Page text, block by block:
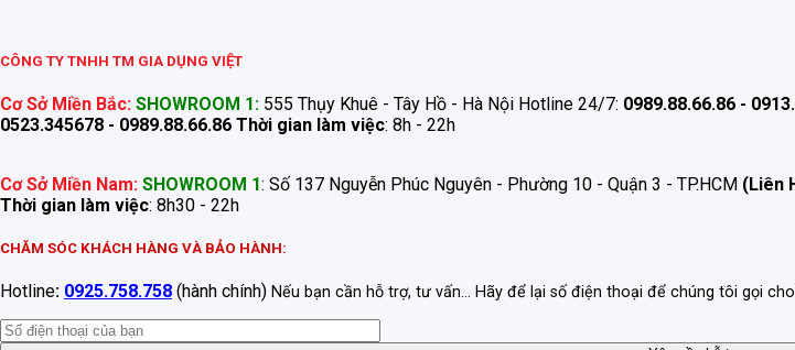
CÔNG TY TNHH TM GIA DỤNG VIỆT
Cơ Sở Miền Bắc: SHOWROOM 1: 555 Thụy Khuê - Tây Hồ - Hà Nội Hotline 24/7: 0989.88.66.86 -
0523.345678 - 0989.88.66.86 Thời gian làm việc: 8h - 22h
Cơ Sở Miền Nam: SHOWROOM 1: Số 137 Nguyễn Phúc Nguyên - Phường 10 - Quận 3 - TP.HCM (Liên
Thời gian làm việc: 8h30 - 22h
CHĂM SÓC KHÁCH HÀNG VÀ BẢO HÀNH:
Hotline: 0925.758.758 (hành chính) Nếu bạn cần hỗ trợ, tư vấn... Hãy để lại số điện thoại để chúng tôi gọi